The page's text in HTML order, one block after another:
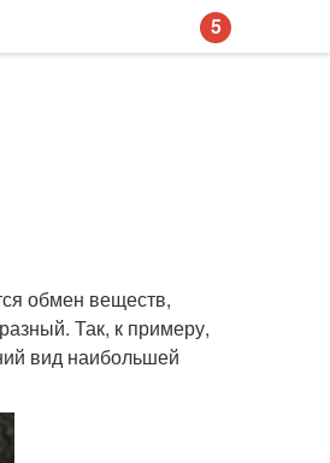
обмен веществ,
Так, к примеру,
вид наибольшей
5